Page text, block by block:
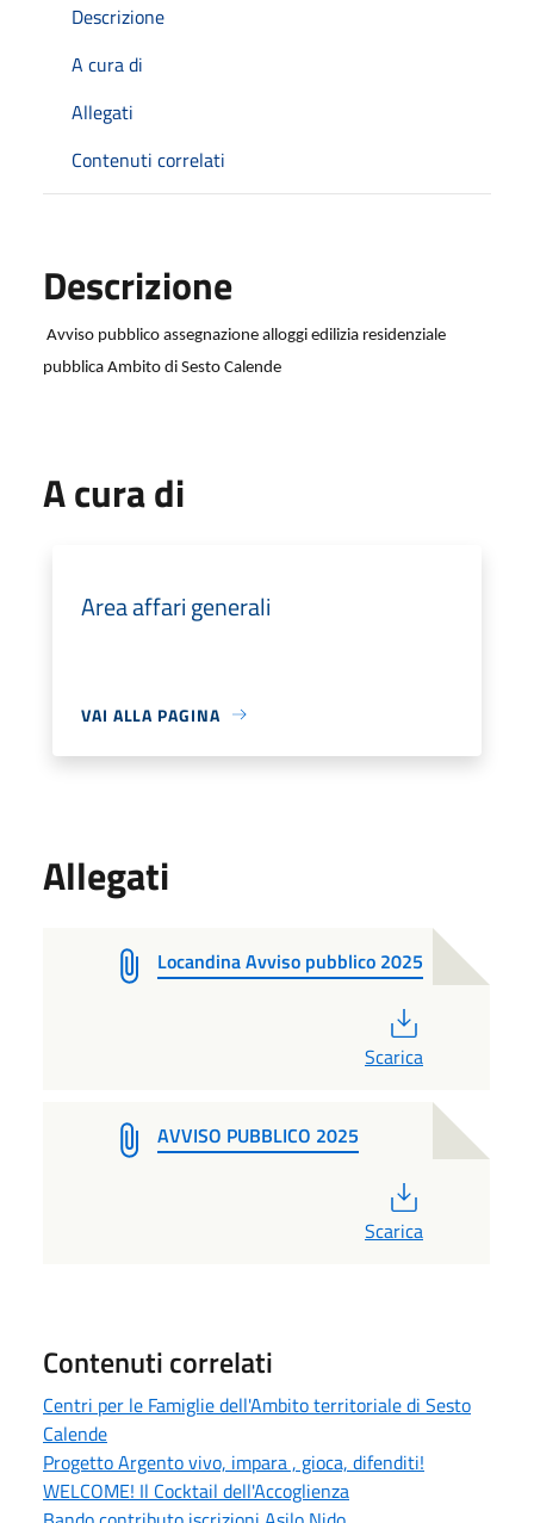
Descrizione
A cura di
Allegati
Contenuti correlati
Descrizione
Avviso pubblico assegnazione alloggi edilizia residenziale
pubblica Ambito di Sesto Calende
A cura di
Area affari generali
VAI ALLA PAGINA
Allegati
Locandina Avviso pubblico 2025
Scarica
AVVISO PUBBLICO 2025
Scarica
Contenuti correlati
Centri per le Famiglie dell'Ambito territoriale di Sesto
Calende
Progetto Argento vivo, impara , gioca, difenditi!
WELCOME! Il Cocktail dell'Accoglienza